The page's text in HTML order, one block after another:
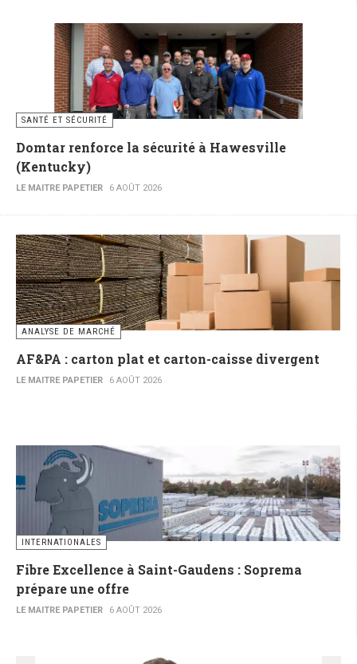
SANTÉ ET SÉCURITÉ
Domtar renforce la sécurité à Hawesville
(Kentucky)
LE MAITRE PAPETIER 6 AOÛT 2026
ANALYSE DE MARCHÉ
AF&PA : carton plat et carton-caisse divergent
LE MAITRE PAPETIER 6 AOÛT 2026
INTERNATIONALES
Fibre Excellence à Saint-Gaudens : Soprema
prépare une offre
LE MAITRE PAPETIER 6 AOÛT 2026